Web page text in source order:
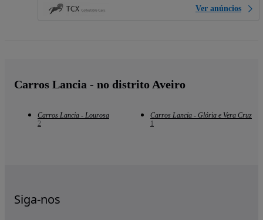
Ver anúncios
Carros Lancia - no distrito Aveiro
Carros Lancia - Lourosa
2
Carros Lancia - Glória e Vera Cruz
1
Siga-nos